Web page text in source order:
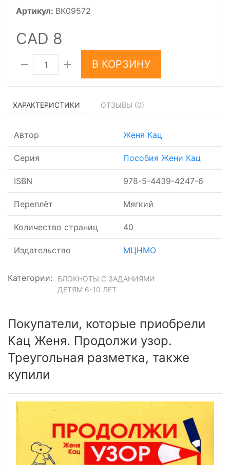
Артикул: BK09572
CAD 8
В КОРЗИНУ
ХАРАКТЕРИСТИКИ ОТЗЫВЫ (0)
Автор Женя Кац
Серия Пособия Жени Кац
ISBN 978-5-4439-4247-6
Переплёт Мягкий
Количество страниц 40
Издательство МЦНМО
Категории:
БЛОКНОТЫ С ЗАДАНИЯМИ
ДЕТЯМ 6-10 ЛЕТ
Покупатели, которые приобрели
Кац Женя. Продолжи узор.
Треугольная разметка, также
купили